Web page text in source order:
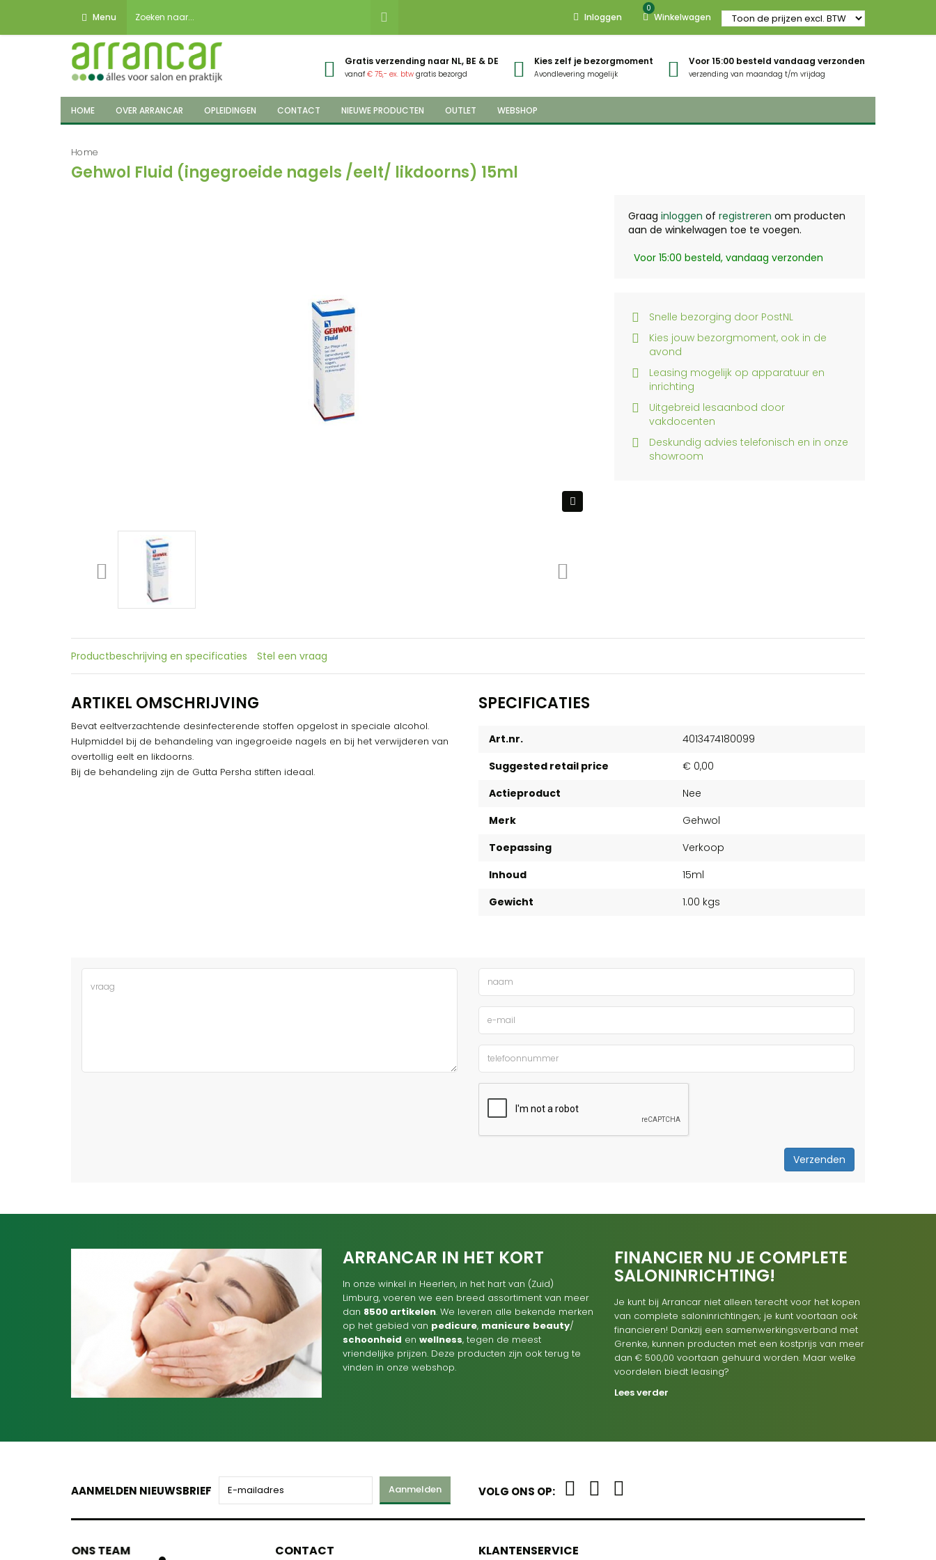
Menu Inloggen
0
Winkelwagen
Gratis verzending naar NL, BE & DE
vanaf€ 75,- ex. btw gratis bezorgd
Kies zelf je bezorgmoment
Avondlevering mogelijk
Voor 15:00 besteld vandaag verzonden
verzending van maandag t/m vrijdag
HOME OVER ARRANCAR OPLEIDINGEN CONTACT NIEUWE PRODUCTEN OUTLET WEBSHOP
Home
Gehwol Fluid (ingegroeide nagels /eelt/ likdoorns) 15ml
Graag inloggen of registreren om producten
aan de winkelwagen toe te voegen.
Voor 15:00 besteld, vandaag verzonden
Snelle bezorging door PostNL
Kies jouw bezorgmoment, ook in de
avond
Leasing mogelijk op apparatuur en
inrichting
Uitgebreid lesaanbod door
vakdocenten
Deskundig advies telefonisch en in onze
showroom
Productbeschrijving en specificaties Stel een vraag
ARTIKEL OMSCHRIJVING
Bevat eeltverzachtende desinfecterende stoffen opgelost in speciale alcohol.
Hulpmiddel bij de behandeling van ingegroeide nagels en bij het verwijderen van
overtollig eelt en likdoorns.
Bij de behandeling zijn de Gutta Persha stiften ideaal.
SPECIFICATIES
Art.nr.
4013474180099
Suggested retail price
€ 0,00
Actieproduct
Nee
Merk
Gehwol
Toepassing
Verkoop
Inhoud
15ml
Gewicht
1.00 kgs
Verzenden
ARRANCAR IN HET KORT
In onze winkel in Heerlen, in het hart van (Zuid)
Limburg, voeren we een breed assortiment van meer
dan 8500 artikelen. We leveren alle bekende merken
op het gebied van pedicure, manicure beauty/
schoonheid en wellness, tegen de meest
vriendelijke prijzen. Deze producten zijn ook terug te
vinden in onze webshop.
FINANCIER NU JE COMPLETE
SALONINRICHTING!
Je kunt bij Arrancar niet alleen terecht voor het kopen
van complete saloninrichtingen; je kunt voortaan ook
financieren! Dankzij een samenwerkingsverband met
Grenke, kunnen producten met een kostprijs van meer
dan € 500,00 voortaan gehuurd worden. Maar welke
voordelen biedt leasing?
Lees verder
AANMELDEN NIEUWSBRIEF Aanmelden VOLG ONS OP:
ONS TEAM ONS TEAM
CONTACT KLANTENSERVICE